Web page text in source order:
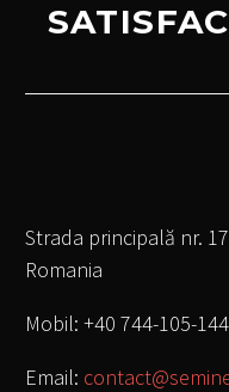
Strada principală nr.
Romania
Mobil: +40 744-105-144
Email: